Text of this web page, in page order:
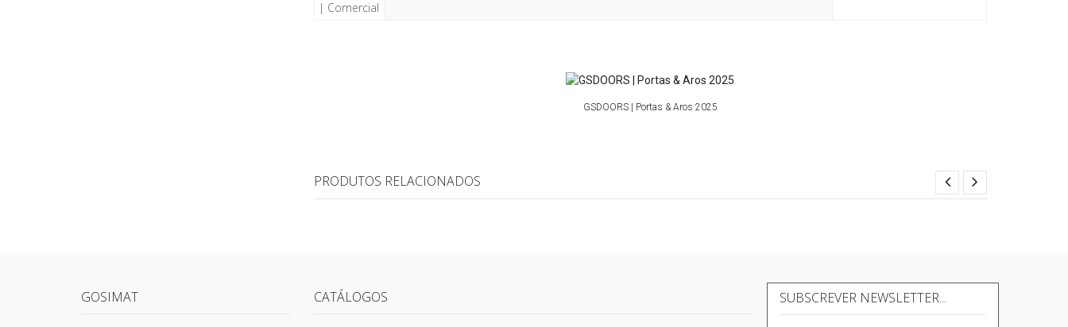
GSDOORS | Portas & Aros 2025
PRODUTOS RELACIONADOS
GOSIMAT CATÁLOGOS SUBSCREVER NEWSLETTER...